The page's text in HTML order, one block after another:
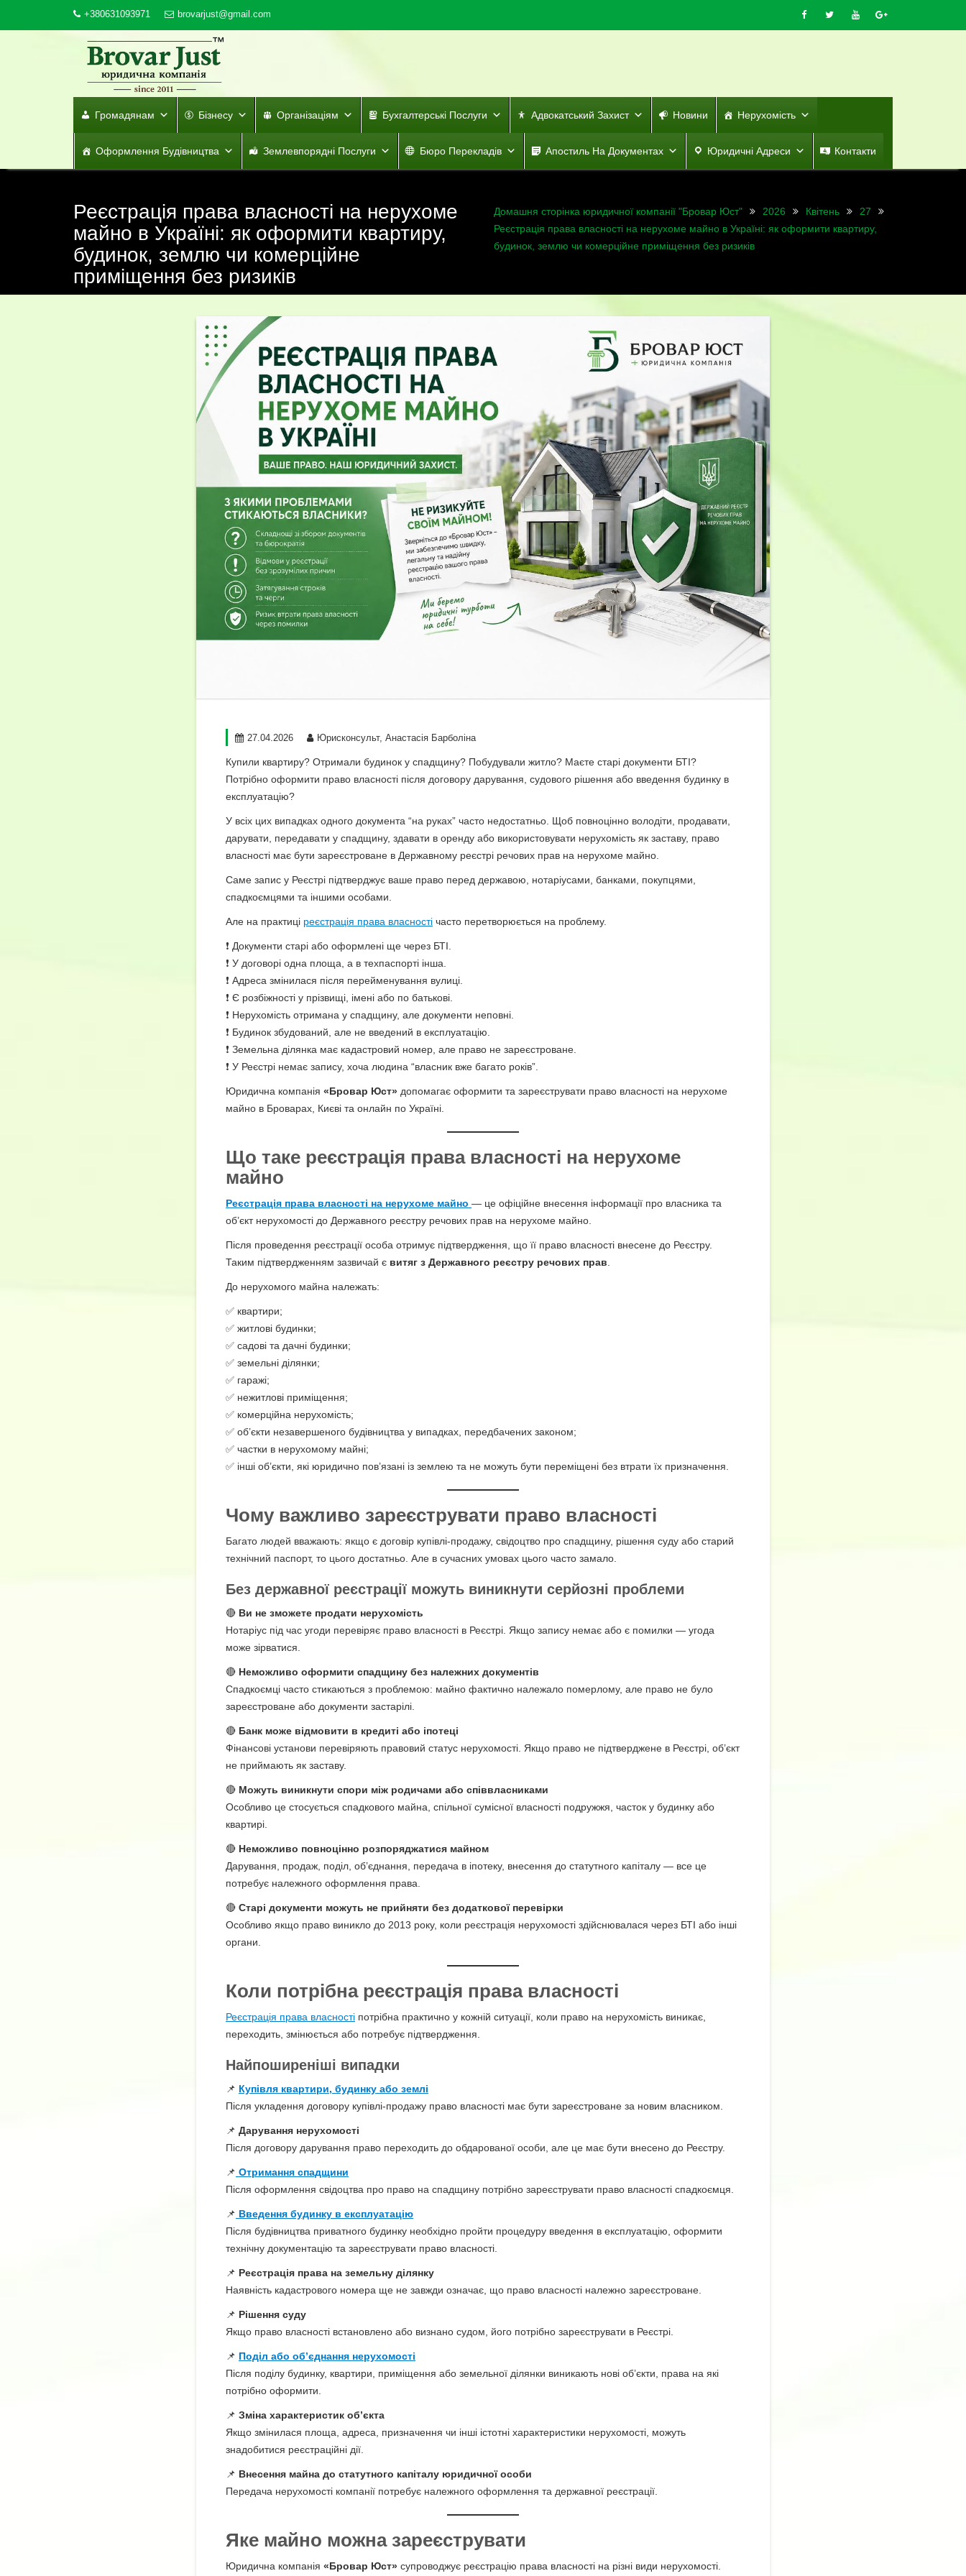
+380631093971 brovarjust@gmail.com
Громадянам Бізнесу Організаціям Бухгалтерські Послуги Адвокатський Захист Новини Нерухомість
Оформлення Будівництва Землевпорядні Послуги Бюро Перекладів Апостиль На Документах Юридичні Адреси Контакти
Реєстрація права власності на нерухоме
майно в Україні: як оформити квартиру,
будинок, землю чи комерційне
приміщення без ризиків
Домашня сторінка юридичної компанії "Бровар Юст" 2026 Квітень
27
Реєстрація права власності на нерухоме майно в Україні: як оформити квартиру,
будинок, землю чи комерційне приміщення без ризиків
27.04.2026 Юрисконсульт, Анастасія Барболіна
Купили квартиру? Отримали будинок у спадщину? Побудували житло? Маєте старі документи БТІ?
Потрібно оформити право власності після договору дарування, судового рішення або введення будинку в
експлуатацію?
У всіх цих випадках одного документа “на руках” часто недостатньо. Щоб повноцінно володіти, продавати,
дарувати, передавати у спадщину, здавати в оренду або використовувати нерухомість як заставу, право
власності має бути зареєстроване в Державному реєстрі речових прав на нерухоме майно.
Саме запис у Реєстрі підтверджує ваше право перед державою, нотаріусами, банками, покупцями,
спадкоємцями та іншими особами.
Але на практиці реєстрація права власності часто перетворюється на проблему.
❗ Документи старі або оформлені ще через БТІ.
❗ У договорі одна площа, а в техпаспорті інша.
❗ Адреса змінилася після перейменування вулиці.
❗ Є розбіжності у прізвищі, імені або по батькові.
❗ Нерухомість отримана у спадщину, але документи неповні.
❗ Будинок збудований, але не введений в експлуатацію.
❗ Земельна ділянка має кадастровий номер, але право не зареєстроване.
❗ У Реєстрі немає запису, хоча людина “власник вже багато років”.
Юридична компанія «Бровар Юст» допомагає оформити та зареєструвати право власності на нерухоме
майно в Броварах, Києві та онлайн по Україні.
Що таке реєстрація права власності на нерухоме
майно
Реєстрація права власності на нерухоме майно — це офіційне внесення інформації про власника та
об’єкт нерухомості до Державного реєстру речових прав на нерухоме майно.
Після проведення реєстрації особа отримує підтвердження, що її право власності внесене до Реєстру.
Таким підтвердженням зазвичай є витяг з Державного реєстру речових прав.
До нерухомого майна належать:
✅ квартири;
✅ житлові будинки;
✅ садові та дачні будинки;
✅ земельні ділянки;
✅ гаражі;
✅ нежитлові приміщення;
✅ комерційна нерухомість;
✅ об’єкти незавершеного будівництва у випадках, передбачених законом;
✅ частки в нерухомому майні;
✅ інші об’єкти, які юридично пов’язані із землею та не можуть бути переміщені без втрати їх призначення.
Чому важливо зареєструвати право власності
Багато людей вважають: якщо є договір купівлі-продажу, свідоцтво про спадщину, рішення суду або старий
технічний паспорт, то цього достатньо. Але в сучасних умовах цього часто замало.
Без державної реєстрації можуть виникнути серйозні проблеми
🔴 Ви не зможете продати нерухомість
Нотаріус під час угоди перевіряє право власності в Реєстрі. Якщо запису немає або є помилки — угода
може зірватися.
🔴 Неможливо оформити спадщину без належних документів
Спадкоємці часто стикаються з проблемою: майно фактично належало померлому, але право не було
зареєстроване або документи застарілі.
🔴 Банк може відмовити в кредиті або іпотеці
Фінансові установи перевіряють правовий статус нерухомості. Якщо право не підтверджене в Реєстрі, об’єкт
не приймають як заставу.
🔴 Можуть виникнути спори між родичами або співвласниками
Особливо це стосується спадкового майна, спільної сумісної власності подружжя, часток у будинку або
квартирі.
🔴 Неможливо повноцінно розпоряджатися майном
Дарування, продаж, поділ, об’єднання, передача в іпотеку, внесення до статутного капіталу — все це
потребує належного оформлення права.
🔴 Старі документи можуть не прийняти без додаткової перевірки
Особливо якщо право виникло до 2013 року, коли реєстрація нерухомості здійснювалася через БТІ або інші
органи.
Коли потрібна реєстрація права власності
Реєстрація права власності потрібна практично у кожній ситуації, коли право на нерухомість виникає,
переходить, змінюється або потребує підтвердження.
Найпоширеніші випадки
📌 Купівля квартири, будинку або землі
Після укладення договору купівлі-продажу право власності має бути зареєстроване за новим власником.
📌 Дарування нерухомості
Після договору дарування право переходить до обдарованої особи, але це має бути внесено до Реєстру.
📌 Отримання спадщини
Після оформлення свідоцтва про право на спадщину потрібно зареєструвати право власності спадкоємця.
📌 Введення будинку в експлуатацію
Після будівництва приватного будинку необхідно пройти процедуру введення в експлуатацію, оформити
технічну документацію та зареєструвати право власності.
📌 Реєстрація права на земельну ділянку
Наявність кадастрового номера ще не завжди означає, що право власності належно зареєстроване.
📌 Рішення суду
Якщо право власності встановлено або визнано судом, його потрібно зареєструвати в Реєстрі.
📌 Поділ або об’єднання нерухомості
Після поділу будинку, квартири, приміщення або земельної ділянки виникають нові об’єкти, права на які
потрібно оформити.
📌 Зміна характеристик об’єкта
Якщо змінилася площа, адреса, призначення чи інші істотні характеристики нерухомості, можуть
знадобитися реєстраційні дії.
📌 Внесення майна до статутного капіталу юридичної особи
Передача нерухомості компанії потребує належного оформлення та державної реєстрації.
Яке майно можна зареєструвати
Юридична компанія «Бровар Юст» супроводжує реєстрацію права власності на різні види нерухомості.